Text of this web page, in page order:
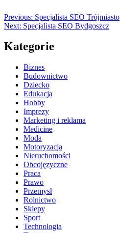
Previous: Specjalista SEO Trójmiasto
Next: Specjalista SEO Bydgoszcz
Kategorie
Biznes
Budownictwo
Dziecko
Edukacja
Hobby
Imprezy
Marketing i reklama
Medicine
Moda
Motoryzacja
Nieruchomości
Obcojęzyczne
Praca
Prawo
Przemysł
Rolnictwo
Sklepy
Sport
Technologia